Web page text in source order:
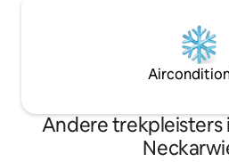
Andere trekpleisters